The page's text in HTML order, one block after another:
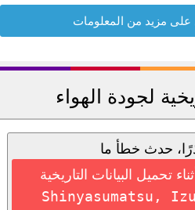
على مزيد من المعلومات
لجودة الهواء
حدث خطأ ما
تحميل البيانات التاريخية
Shinyasumatsu,